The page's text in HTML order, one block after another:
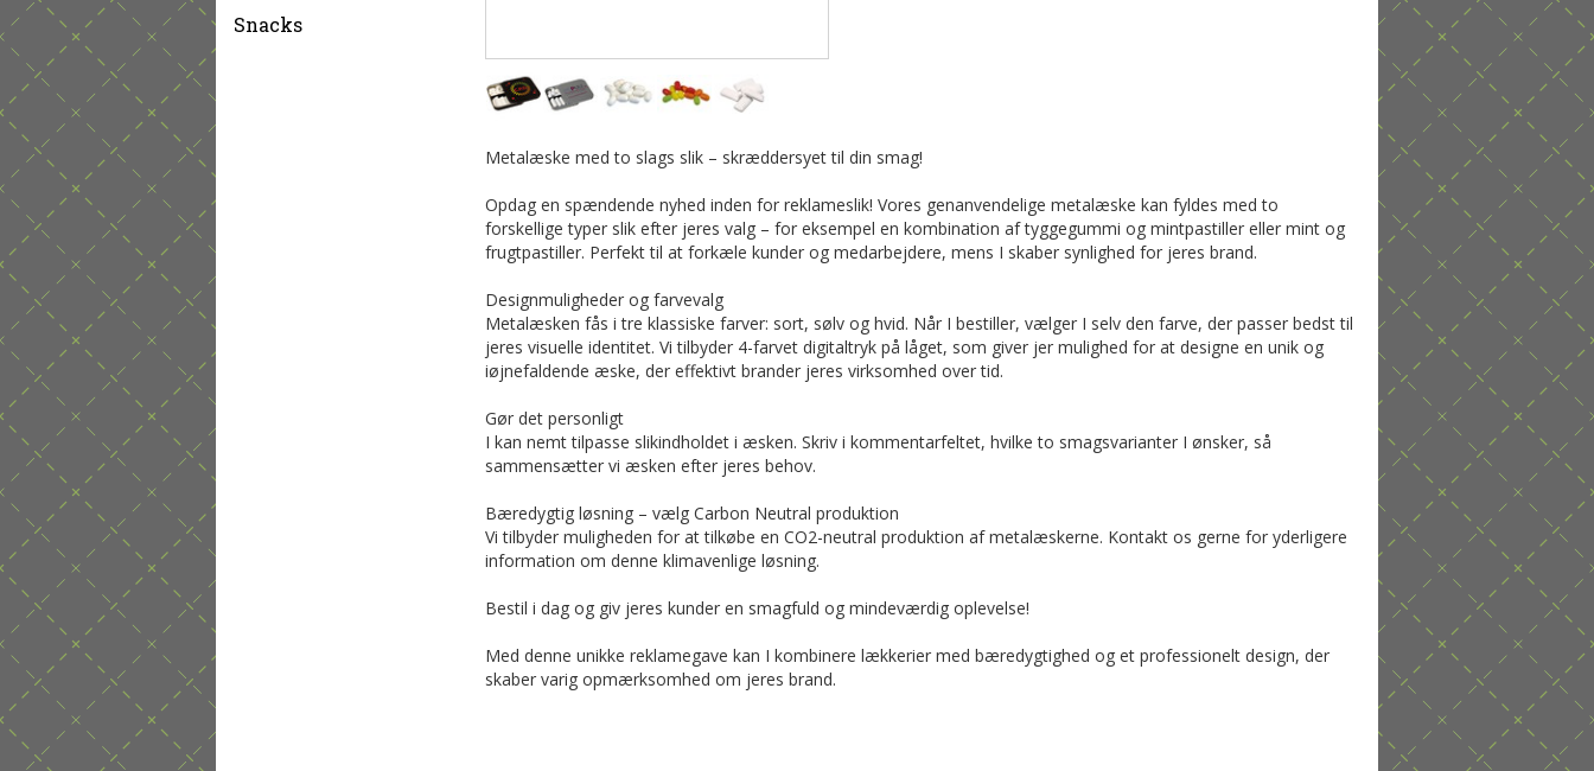
Snacks
Metalæske med to slags slik – skræddersyet til din smag!
Opdag en spændende nyhed inden for reklameslik! Vores genanvendelige metalæske kan fyldes med to
forskellige typer slik efter jeres valg – for eksempel en kombination af tyggegummi og mintpastiller eller mint og
frugtpastiller. Perfekt til at forkæle kunder og medarbejdere, mens I skaber synlighed for jeres brand.
Designmuligheder og farvevalg
Metalæsken fås i tre klassiske farver: sort, sølv og hvid. Når I bestiller, vælger I selv den farve, der passer bedst til
jeres visuelle identitet. Vi tilbyder 4-farvet digitaltryk på låget, som giver jer mulighed for at designe en unik og
iøjnefaldende æske, der effektivt brander jeres virksomhed over tid.
Gør det personligt
I kan nemt tilpasse slikindholdet i æsken. Skriv i kommentarfeltet, hvilke to smagsvarianter I ønsker, så
sammensætter vi æsken efter jeres behov.
Bæredygtig løsning – vælg Carbon Neutral produktion
Vi tilbyder muligheden for at tilkøbe en CO2-neutral produktion af metalæskerne. Kontakt os gerne for yderligere
information om denne klimavenlige løsning.
Bestil i dag og giv jeres kunder en smagfuld og mindeværdig oplevelse!
Med denne unikke reklamegave kan I kombinere lækkerier med bæredygtighed og et professionelt design, der
skaber varig opmærksomhed om jeres brand.